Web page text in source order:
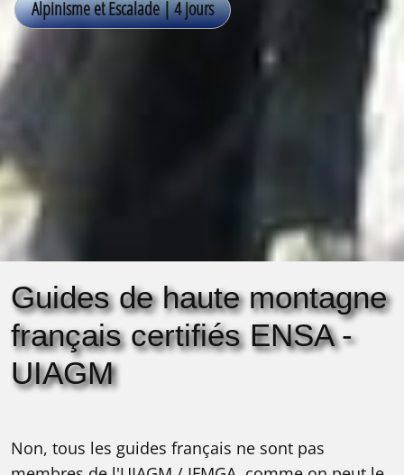
Guides de haute montagne
français certifiés ENSA -
UIAGM
Non, tous les guides français ne sont pas